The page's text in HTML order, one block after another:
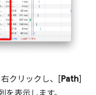
クリックし、[Path]